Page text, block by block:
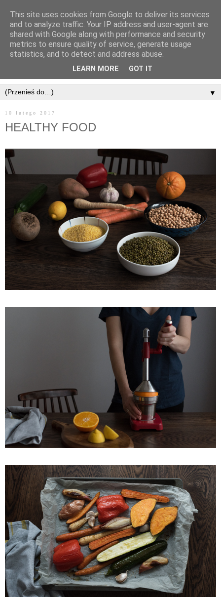
▼
10 lutego 2017
HEALTHY FOOD
This site uses cookies from Google to deliver its services
and to analyze traffic. Your IP address and user-agent are
shared with Google along with performance and security
metrics to ensure quality of service, generate usage
statistics, and to detect and address abuse.
LEARN MORE GOT IT